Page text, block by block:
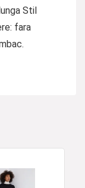
Stil
fara